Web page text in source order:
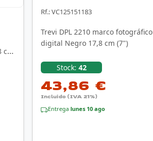
cm
Rf.: VC125151183
Trevi DPL 2210 marco fotográfico
digital Negro 17,8 cm (7")
Stock: 42
43,86 €
Incluido (IVA 21%)
Entrega lunes 10 ago